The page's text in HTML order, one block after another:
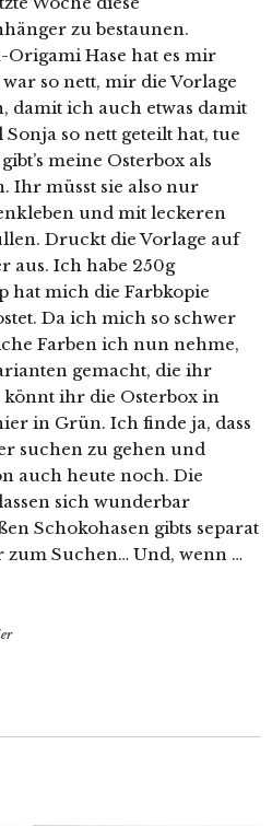
zu bestaunen.
Hase hat es mir
so nett, mir die Vorlage
damit ich auch etwas damit
so nett geteilt hat, tue
meine Osterbox als
Ihr müsst sie also nur
und mit leckeren
Druckt die Vorlage auf
aus. Ich habe 250g
hat mich die Farbkopie
Da ich mich so schwer
Farben ich nun nehme,
gemacht, die ihr
ihr die Osterbox in
in Grün. Ich finde ja, dass
suchen zu gehen und
auch heute noch. Die
sich wunderbar
Schokohasen gibts separat
zum Suchen… Und, wenn …